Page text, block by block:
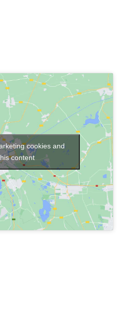
cookies and
content